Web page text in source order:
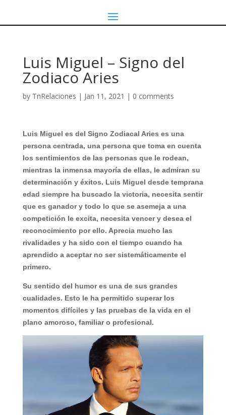
Luis Miguel – Signo del
Zodiaco Aries
by TnRelaciones | Jan 11, 2021 | 0 comments
Luis Miguel es del Signo Zodiacal Aries es una
persona centrada, una persona que toma en cuenta
los sentimientos de las personas que le rodean,
mientras la inmensa mayoría de ellas, le admiran su
determinación y éxitos. Luis Miguel desde temprana
edad siempre ha buscado la victoria, necesita sentir
que es ganador y todo lo que se asemeja a una
competición le excita, necesita vencer y desea el
reconocimiento por ello. Aprecia mucho las
rivalidades y ha sido con el tiempo cuando ha
aprendido a aceptar no ser sistemáticamente el
primero.
Su sentido del humor es una de sus grandes
cualidades. Esto le ha permitido superar los
momentos difíciles y las pruebas de la vida en el
plano amoroso, familiar o profesional.